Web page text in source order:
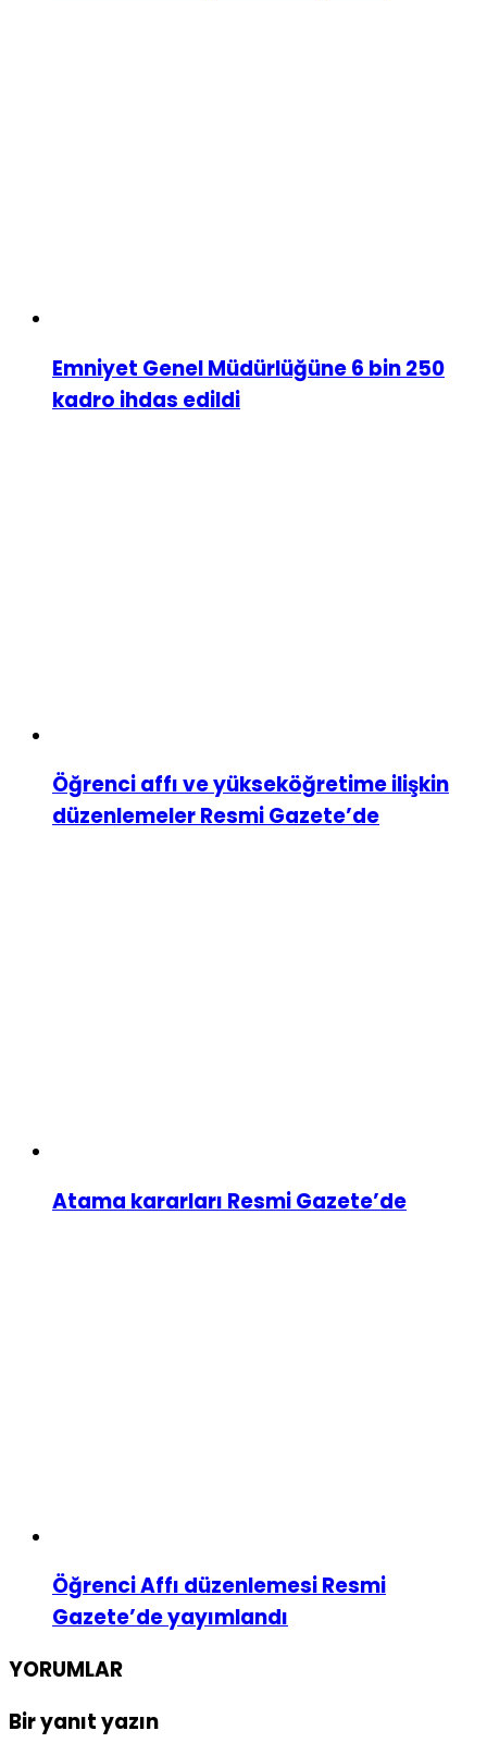
Emniyet Genel Müdürlüğüne 6 bin 250
kadro ihdas edildi
Öğrenci affı ve yükseköğretime ilişkin
düzenlemeler Resmi Gazete’de
Atama kararları Resmi Gazete’de
Öğrenci Affı düzenlemesi Resmi
Gazete’de yayımlandı
YORUMLAR
Bir yanıt yazın